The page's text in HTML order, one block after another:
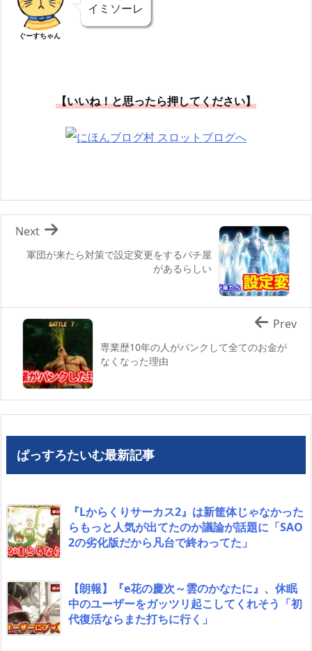
ぐーすちゃん
イミソーレ
【いいね！と思ったら押してください】
軍団が来たら対策で設定変更をするパチ屋
があるらしい
Next
専業歴10年の人がパンクして全てのお金が
なくなった理由
Prev
ぱっすろたいむ最新記事
『Lからくりサーカス2』は新筐体じゃなかった
らもっと人気が出てたのか議論が話題に「SAO
2の劣化版だから凡台で終わってた」
【朗報】『e花の慶次～雲のかなたに』、休眠
中のユーザーをガッツリ起こしてくれそう「初
代復活ならまた打ちに行く」